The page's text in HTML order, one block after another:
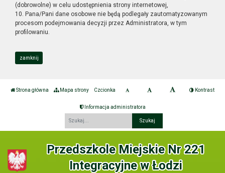
(dobrowolne) w celu udostępnienia strony internetowej,
10. Pana/Pani dane osobowe nie będą podlegały zautomatyzowanym
procesom podejmowania decyzji przez Administratora, w tym
profilowaniu.
zamknij
Strona główna Mapa strony Czcionka Kontrast
Informacja administratora
Przedszkole Miejskie Nr 221
Integracyjne w Łodzi